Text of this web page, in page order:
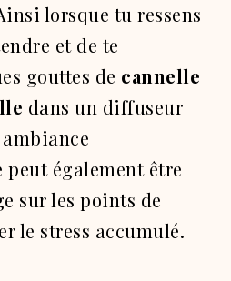
lorsque tu ressens
et de te
gouttes de cannelle
dans un diffuseur
également être
sur les points de
le stress accumulé.